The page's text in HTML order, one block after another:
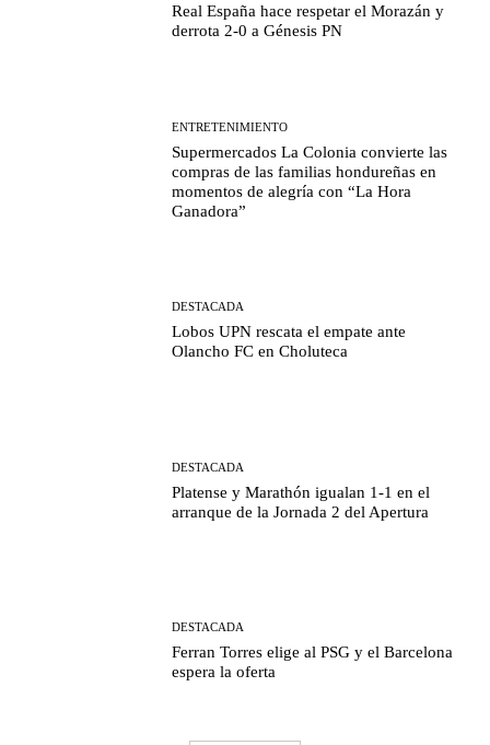
Real España hace respetar el Morazán y
derrota 2-0 a Génesis PN
ENTRETENIMIENTO
Supermercados La Colonia convierte las
compras de las familias hondureñas en
momentos de alegría con “La Hora
Ganadora”
DESTACADA
Lobos UPN rescata el empate ante
Olancho FC en Choluteca
DESTACADA
Platense y Marathón igualan 1-1 en el
arranque de la Jornada 2 del Apertura
DESTACADA
Ferran Torres elige al PSG y el Barcelona
espera la oferta